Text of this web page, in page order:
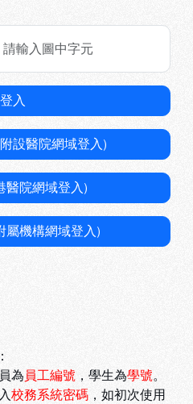
登入
設醫院網域登入)
醫院網域登入)
屬機構網域登入)
為 員工編號 ，學生為學號。
校務系統密碼 ，如初次使用